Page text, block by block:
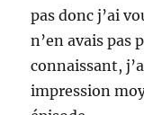
pas donc j’ai
n’en avais pas
connaissant,
impression